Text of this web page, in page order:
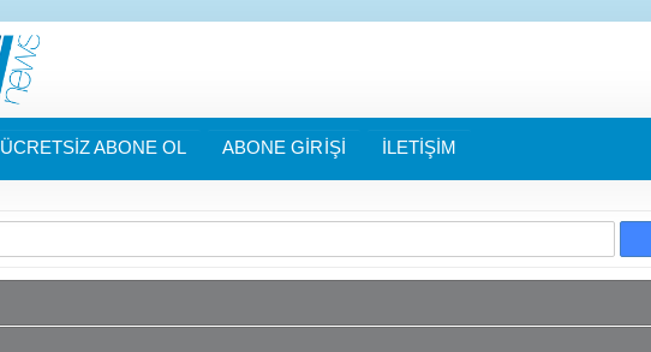
ÜCRETSİZ ABONE OL ABONE GİRİŞİ İLETİŞİM